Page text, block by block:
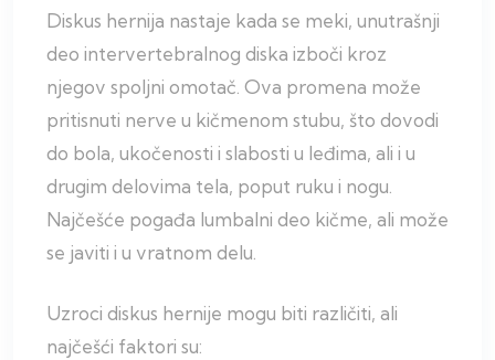
Diskus hernija nastaje kada se meki, unutrašnji
deo intervertebralnog diska izboči kroz
njegov spoljni omotač. Ova promena može
pritisnuti nerve u kičmenom stubu, što dovodi
do bola, ukočenosti i slabosti u leđima, ali i u
drugim delovima tela, poput ruku i nogu.
Najčešće pogađa lumbalni deo kičme, ali može
se javiti i u vratnom delu.
Uzroci diskus hernije mogu biti različiti, ali
najčešći faktori su: